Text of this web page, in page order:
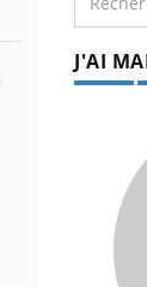
J'AI